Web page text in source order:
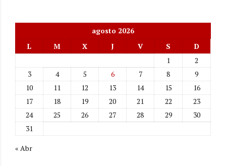
agosto 2026
L
M X J V S
D
1
2
3
4 5 6 7 8
9
10
11 12 13 14 15
16
17
18 19 20 21 22
23
24
25 26 27 28 29
30
31
« Abr